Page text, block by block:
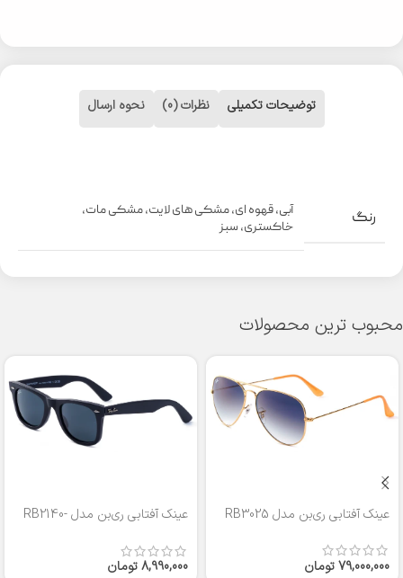
توضیحات تکمیلی نظرات (0) نحوه ارسال
رنگ آبی,قهوه ای,مشکی های لایت,مشکی مات,
خاکستری, سبز
محبوب ترین محصولات
عینک آفتابی ری‌بن مدل RB3025
79,000,000تومان
عینک آفتابی ری‌بن مدل RB2140-
8,990,000تومان